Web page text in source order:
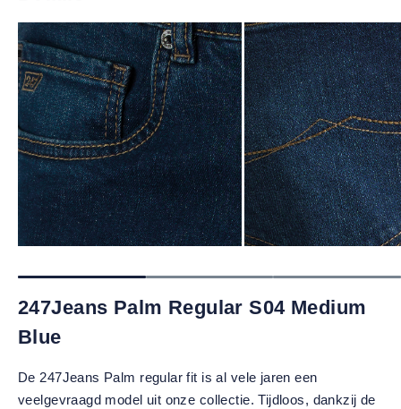
247Jeans Palm Regular S04 Medium
Blue
De 247Jeans Palm regular fit is al vele jaren een
veelgevraagd model uit onze collectie. Tijdloos, dankzij de